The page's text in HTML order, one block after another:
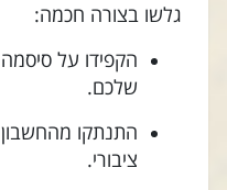
גלשו בצורה חכמה:
הקפידו על סיסמה
שלכם.
התנתקו
ציבורי.